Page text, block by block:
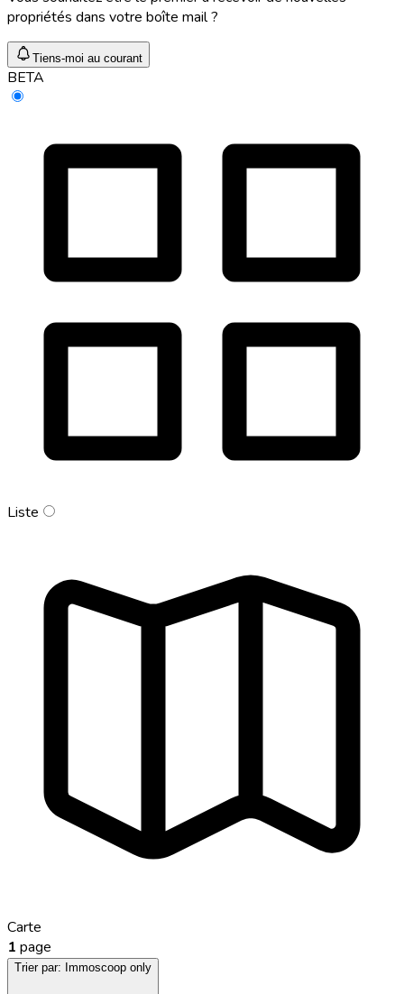
propriétés dans votre boîte mail ?
Tiens-moi au courant
BETA
Liste
Carte
1 page
Trier par: Immoscoop only